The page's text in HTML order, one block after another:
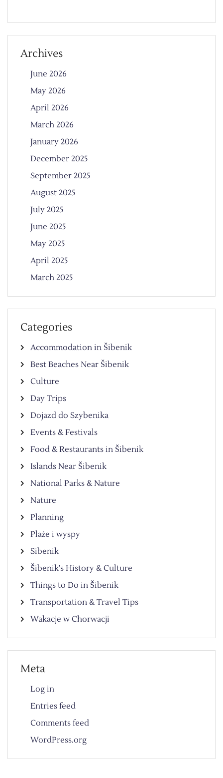
Archives
June 2026
May 2026
April 2026
March 2026
January 2026
December 2025
September 2025
August 2025
July 2025
June 2025
May 2025
April 2025
March 2025
Categories
Accommodation in Šibenik
Best Beaches Near Šibenik
Culture
Day Trips
Dojazd do Szybenika
Events & Festivals
Food & Restaurants in Šibenik
Islands Near Šibenik
National Parks & Nature
Nature
Planning
Plaże i wyspy
Sibenik
Šibenik’s History & Culture
Things to Do in Šibenik
Transportation & Travel Tips
Wakacje w Chorwacji
Meta
Log in
Entries feed
Comments feed
WordPress.org